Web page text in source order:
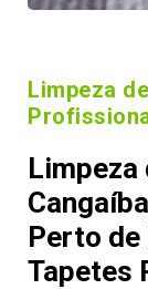
Limpeza
Limpeza
Perto de
Tapetes